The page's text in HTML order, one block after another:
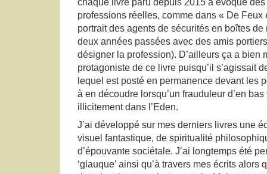
professions réelles, comme dans « De Feux
portrait des agents de sécurités en boîtes de
deux années passées avec des amis portiers
désigner la profession). D’ailleurs ça a bien
protagoniste de ce livre puisqu’il s’agissait
lequel est posté en permanence devant les
à en découdre lorsqu’un frauduleur d’en
illicitement dans l’Eden.
J’ai développé sur mes derniers livres une
visuel fantastique, de spiritualité
d’épouvante sociétale. J’ai longtemps été
‘glauque’ ainsi qu’à travers mes écrits alors